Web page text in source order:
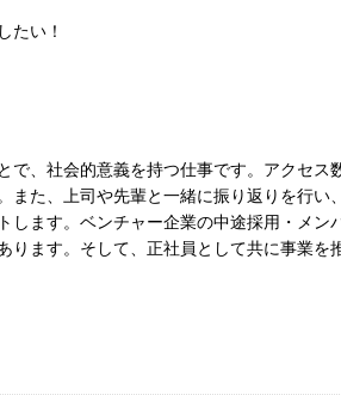
たい！
で、社会的意義を持つ仕事です。アクセス
また、上司や先輩と一緒に振り返りを行い
します。ベンチャー企業の中途採用・メン
ります。そして、正社員として共に事業を